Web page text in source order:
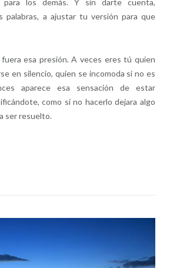
palabras, a ajustar tu versión para que
esa presión. A veces eres tú quien
en silencio, quien se incomoda si no es
aparece esa sensación de estar
como si no hacerlo dejara algo
ser resuelto.